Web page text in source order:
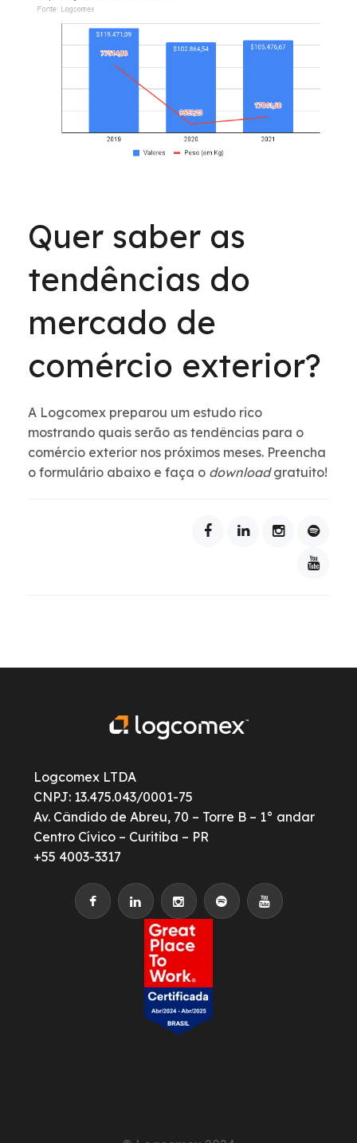
Quer saber as
tendências do
mercado de
comércio exterior?
A Logcomex preparou um estudo rico
mostrando quais serão as tendências para o
comércio exterior nos próximos meses. Preencha
o formulário abaixo e faça o downloadgratuito!
Logcomex LTDA
CNPJ: 13.475.043/0001-75
Av. Cândido de Abreu, 70 – Torre B – 1° andar
Centro Cívico – Curitiba – PR
+55 4003-3317